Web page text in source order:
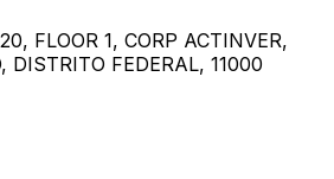
FLOOR 1, CORP ACTINVER,
DISTRITO FEDERAL, 11000